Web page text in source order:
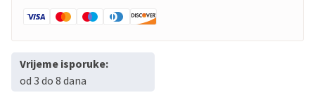
Vrijeme isporuke:
od 3 do 8 dana